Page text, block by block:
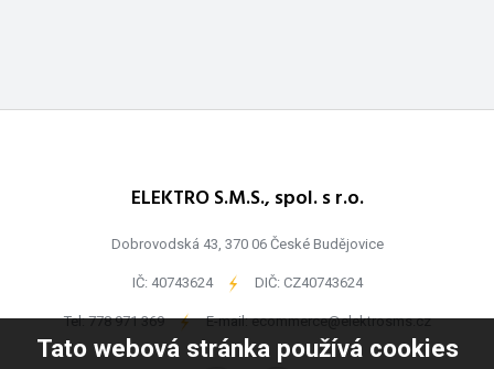
Tato webová stránka používá cookies
ELEKTRO S.M.S., spol. s r.o.
Dobrovodská 43, 370 06 České Budějovice
IČ: 40743624 - DIČ: CZ40743624
Tel:778 971 369 - E-mail:ecommerce@elektrosms.cz